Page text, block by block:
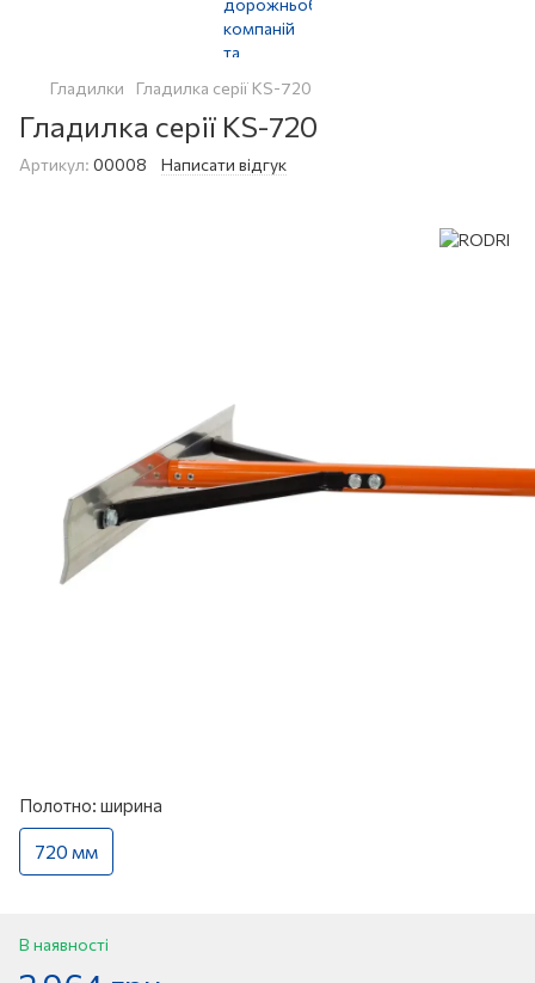
Гладилки Гладилка серії KS-720
Гладилка серії KS-720
Артикул: 00008 Написати відгук
Полотно: ширина
720 мм
В наявності